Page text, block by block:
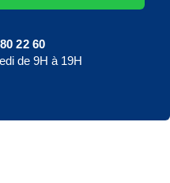
22 60
de 9H à 19H